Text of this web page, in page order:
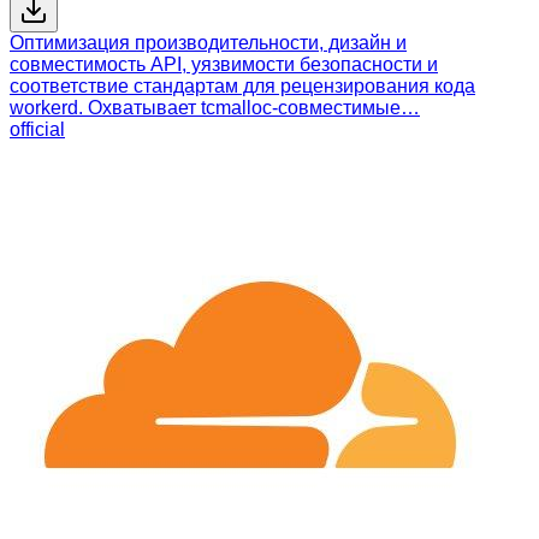
Оптимизация производительности, дизайн и
совместимость API, уязвимости безопасности и
соответствие стандартам для рецензирования кода
workerd. Охватывает tcmalloc-совместимые…
official